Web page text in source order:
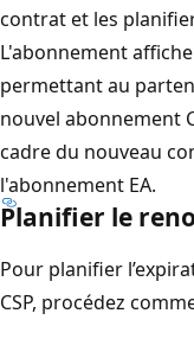
contrat et les
L'abonnement
permettant au
nouvel abonnement
cadre du nouveau
l'abonnement EA.
Planifier le
Pour planifier
CSP, procédez